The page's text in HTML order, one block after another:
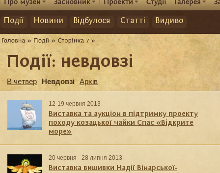
Події Новини Відбулося Статті Видиво
Події: невдовзі
В четвер Невдовзі Архів
12-19 червня 2013
Виставка та аукціон в підтримку проекту
походу козацької чайки Спас «Відкрите
море»
20 червня - 28 липня 2013
Виставка вишивки Надії Вінарської-